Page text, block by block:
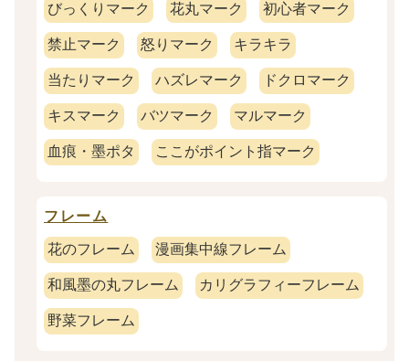
びっくりマーク 花丸マーク 初心者マーク
禁止マーク 怒りマーク キラキラ
当たりマーク ハズレマーク ドクロマーク
キスマーク バツマーク マルマーク
血痕・墨ポタ ここがポイント指マーク
フレーム
花のフレーム 漫画集中線フレーム
和風墨の丸フレーム カリグラフィーフレーム
野菜フレーム